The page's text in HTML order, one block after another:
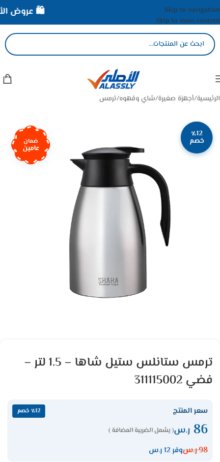
Skip to navigation
Skip to main content
الرئيسية/أجهزة صغيرة/شاي وقهوه/ترمس
٪12
خصم ضمان
عامين
ترمس ستانلس ستيل شاها – 1.5 لتر –
فضي 311115002
سعر المنتج ٪12 خصم
86 ر.س( يشمل الضريبة المضافة )
98ر.سوفر 12 ر.س
🛍️ عروض